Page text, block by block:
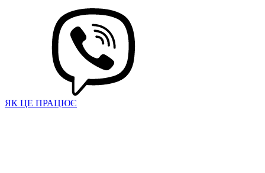
ЯК ЦЕ ПРАЦЮЄ